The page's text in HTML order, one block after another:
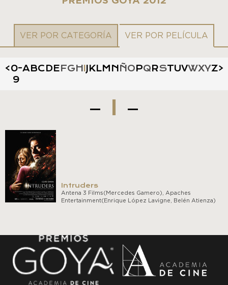
VER POR CATEGORÍA VER POR PELÍCULA
<0-
9
ABC D E FG H J KLM N Ñ O PQRSTUVWXYZ>
I
Intruders
Antena 3 Films(Mercedes Gamero), Apaches
Entertainment(Enrique López Lavigne, Belén Atienza)